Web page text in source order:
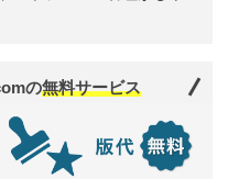
の無料サービス